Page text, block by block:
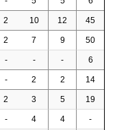
2 10 12 45
2 7 9 50
- - - 6
- 2 2 14
2 3 5 19
- 4 4 -